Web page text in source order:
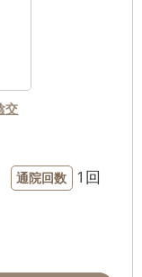
交
通院回数 1回